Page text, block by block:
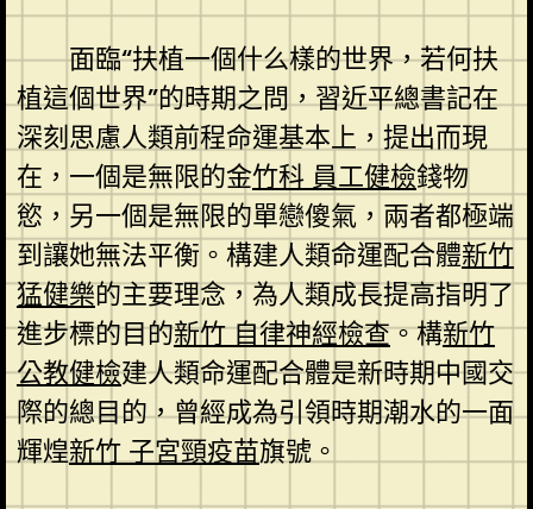
面臨“扶植一個什么樣的世界，若何扶
植這個世界”的時期之問，習近平總書記在
深刻思慮人類前程命運基本上，提出而現
在，一個是無限的金竹科 員工健檢錢物
慾，另一個是無限的單戀傻氣，兩者都極端
到讓她無法平衡。構建人類命運配合體新竹
猛健樂的主要理念，為人類成長提高指明了
進步標的目的新竹 自律神經檢查。構新竹
公教健檢建人類命運配合體是新時期中國交
際的總目的，曾經成為引領時期潮水的一面
輝煌新竹 子宮頸疫苗旗號。